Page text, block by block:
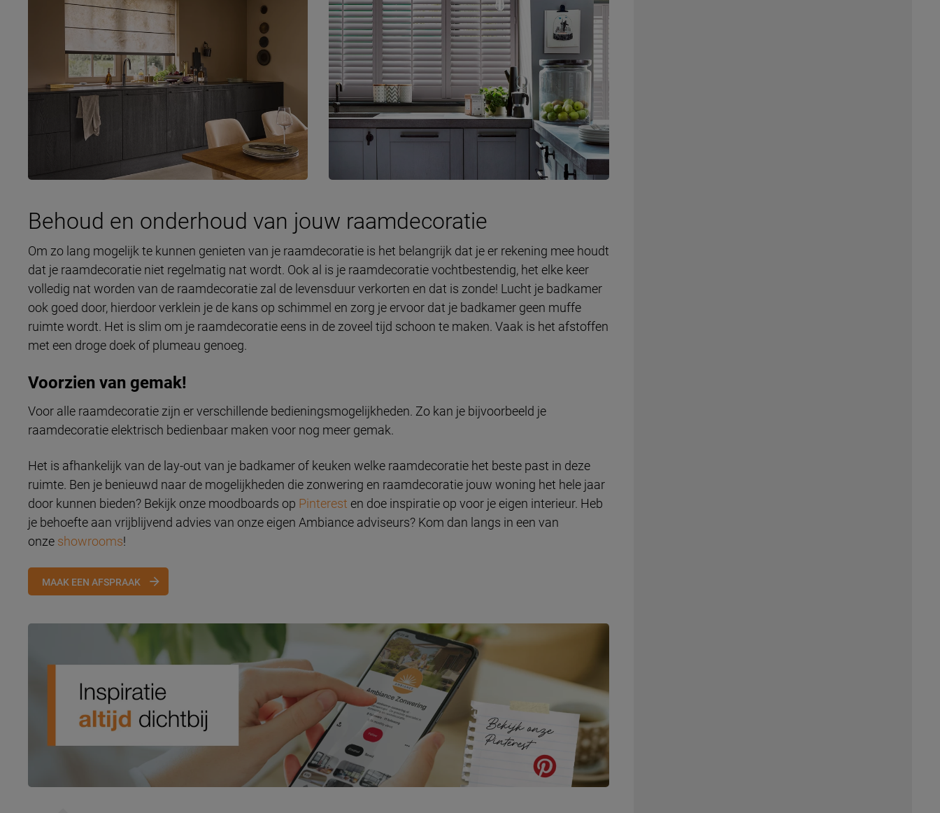
Behoud en onderhoud van jouw raamdecoratie
Om zo lang mogelijk te kunnen genieten van je raamdecoratie is het belangrijk dat je er rekening mee houdt
dat je raamdecoratie niet regelmatig nat wordt. Ook al is je raamdecoratie vochtbestendig, het elke keer
volledig nat worden van de raamdecoratie zal de levensduur verkorten en dat is zonde! Lucht je badkamer
ook goed door, hierdoor verklein je de kans op schimmel en zorg je ervoor dat je badkamer geen muffe
ruimte wordt. Het is slim om je raamdecoratie eens in de zoveel tijd schoon te maken. Vaak is het afstoffen
met een droge doek of plumeau genoeg.
Voorzien van gemak!
Voor alle raamdecoratie zijn er verschillende bedieningsmogelijkheden. Zo kan je bijvoorbeeld je
raamdecoratie elektrisch bedienbaar maken voor nog meer gemak.
Het is afhankelijk van de lay-out van je badkamer of keuken welke raamdecoratie het beste past in deze
ruimte. Ben je benieuwd naar de mogelijkheden die zonwering en raamdecoratie jouw woning het hele jaar
door kunnen bieden? Bekijk onze moodboards op Pinterest en doe inspiratie op voor je eigen interieur. Heb
je behoefte aan vrijblijvend advies van onze eigen Ambiance adviseurs? Kom dan langs in een van
onze showrooms!
MAAK EEN AFSPRAAK